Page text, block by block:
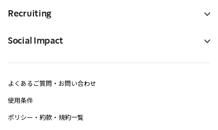
Recruiting
Social Impact
よくあるご質問・お問い合わせ
使用条件
ポリシー・約款・規約一覧